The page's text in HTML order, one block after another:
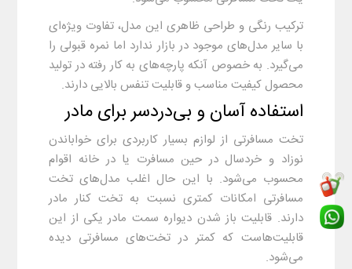
ترکیب رنگی و طراحی ظاهری این مدل، تفاوت ویژه‌ای
با سایر مدل‌های موجود در بازار ندارد اما نمره قبولی را
می‌گیرد. به خصوص آنکه پارچه‌های به کار رفته در تولید
محصول کیفیت مناسب و قابلیت تنفس بالایی دارند.
استفاده آسان و بی‌دردسر برای مادر
تخت مسافرتی از لوازم بسیار کاربردی برای خواباندن
نوزاد و خردسال در حین مسافرت یا در خانه اقوام
محسوب می‌شود. با این حال اغلب مدل‌های تخت
مسافرتی امکانات کمتری نسبت به تخت کنار مادر
دارند. قابلیت باز شدن دیواره سمت مادر یکی از این
قابلیت‌هاست که کمتر در تخت‌های مسافرتی دیده
می‌شود.